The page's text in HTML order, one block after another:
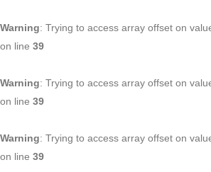
Warning: Trying to access array offset on
on line 39
Warning: Trying to access array offset on
on line 39
Warning: Trying to access array offset on
on line 39